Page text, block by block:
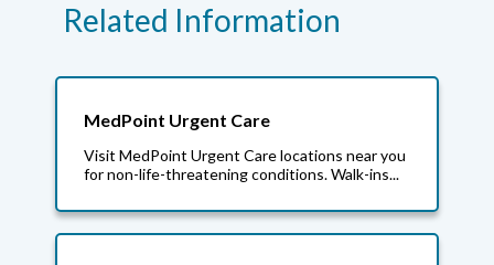
Related Information
MedPoint Urgent Care
Visit MedPoint Urgent Care locations near you
for non-life-threatening conditions. Walk-ins...